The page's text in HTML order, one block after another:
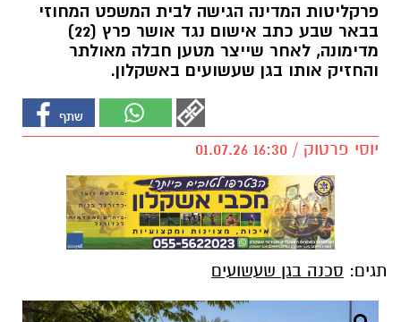
פרקליטות המדינה הגישה לבית המשפט המחוזי
בבאר שבע כתב אישום נגד אושר פרץ (22)
מדימונה, לאחר שייצר מטען חבלה מאולתר
והחזיק אותו בגן שעשועים באשקלון.
יוסי פרטוק / 16:30 01.07.26
תגים: סכנה בגן שעשועים